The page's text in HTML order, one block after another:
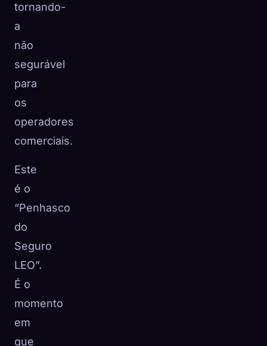
tornando-
a
não
segurável
para
os
operadores
comerciais.
Este
é o
“Penhasco
do
Seguro
LEO”.
É o
momento
em
que